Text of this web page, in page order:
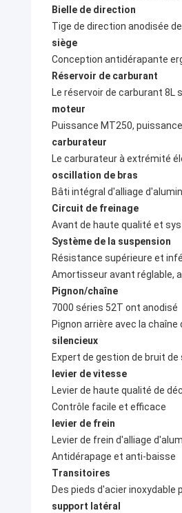
Bielle de direction
Tige de direction anodisée
siège
Conception antidérapante
Réservoir de carburant
Le réservoir de carburant
moteur
Puissance MT250,
carburateur
Le carburateur à extrémité
oscillation de bras
Bâti intégral d'alliage
Circuit de freinage
Avant de haute qualité et
Système de la suspension
Résistance supérieure et
Amortisseur avant réglable,
Pignon/chaîne
7000 séries 52T ont anodisé
Pignon arrière avec la chaîne
silencieux
Expert de gestion de bruit
levier de vitesse
Levier de haute qualité de
Contrôle facile et efficace
levier de frein
Levier de frein d'alliage
Antidérapage et anti-baisse
Transitoires
Des pieds d'acier
support latéral